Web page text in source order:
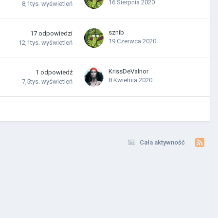
8,1tys. wyświetleń 16 Sierpnia 2020
17 odpowiedzi
12,1tys. wyświetleń
sznib
19 Czerwca 2020
1 odpowiedź
7,5tys. wyświetleń
KrissDeValnor
8 Kwietnia 2020
Cała aktywność